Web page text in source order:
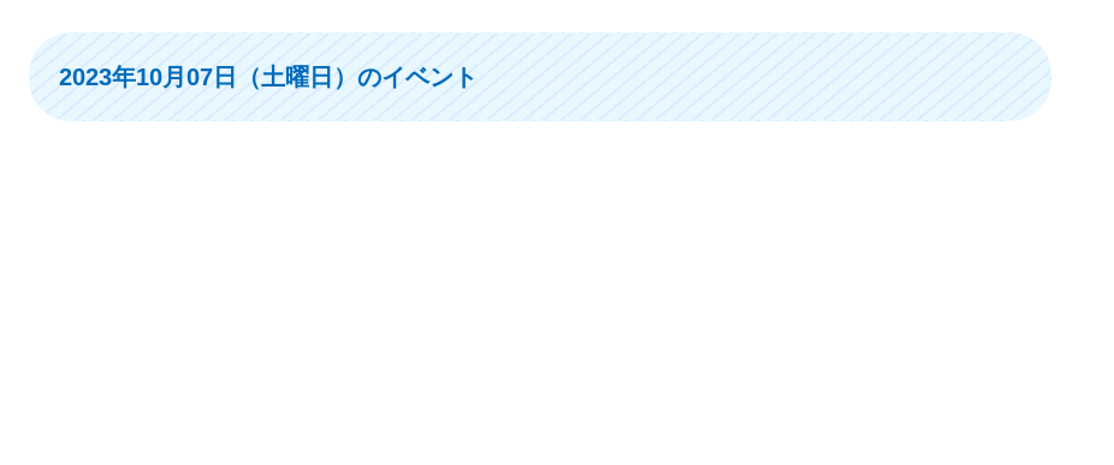
2023年10月07日（土曜日）のイベント